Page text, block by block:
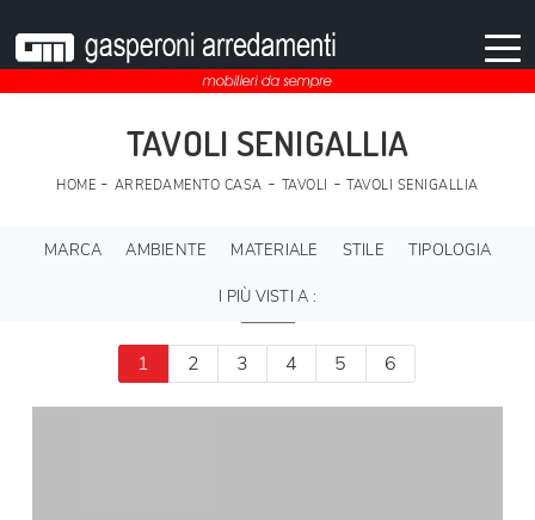
TAVOLI SENIGALLIA
HOME - ARREDAMENTO CASA - TAVOLI -TAVOLI SENIGALLIA
MARCA AMBIENTE MATERIALE STILE TIPOLOGIA
I PIÙ VISTI A :
1 2 3 4 5 6